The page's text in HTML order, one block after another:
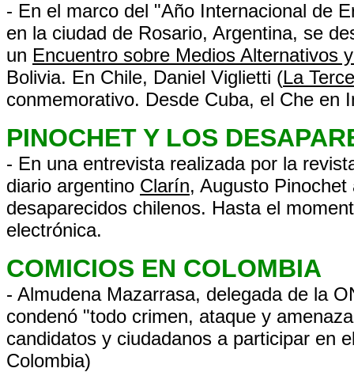
- En el marco del "Año Internacional de
en la ciudad de Rosario, Argentina, se
un Encuentro sobre Medios Alternativos
Bolivia. En Chile, Daniel Viglietti (La
conmemorativo. Desde Cuba, el Che en
PINOCHET Y LOS
- En una entrevista realizada por la
diario argentino Clarín, Augusto
desaparecidos chilenos. Hasta el
electrónica.
COMICIOS EN COLOMBIA
- Almudena Mazarrasa, delegada de la
condenó "todo crimen, ataque y
candidatos y ciudadanos a participar en
Colombia)